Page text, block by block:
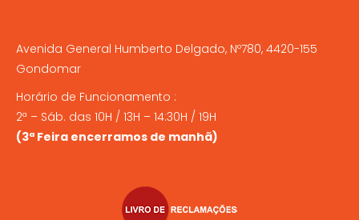
Avenida General Humberto Delgado, Nº780, 4420-155
Gondomar
Horário de Funcionamento :
2ª – Sáb. das 10H / 13H – 14:30H / 19H
(3ª Feira encerramos de manhã)